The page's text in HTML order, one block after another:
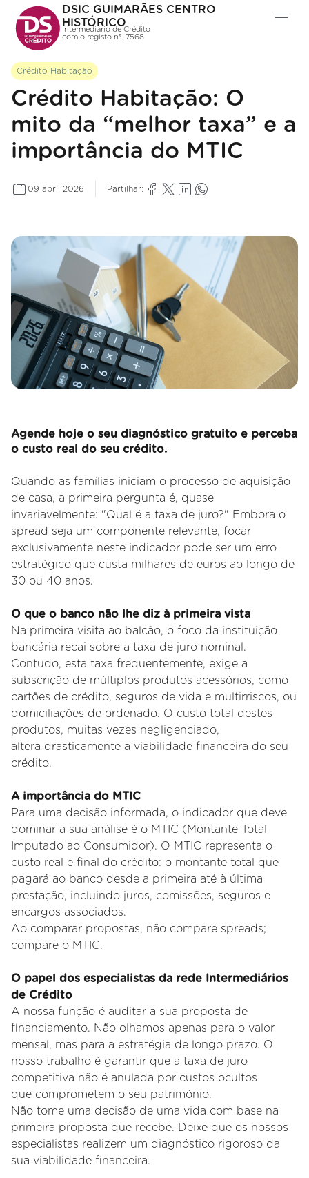
DSIC GUIMARÃES CENTRO
HISTÓRICO
Intermediário de Crédito
com o registo nº. 7568
Crédito Habitação
Crédito Habitação: O
mito da “melhor taxa” e a
importância do MTIC
09 abril 2026 Partilhar:
Agende hoje o seu diagnóstico gratuito e perceba
o custo real do seu crédito.
Quando as famílias iniciam o processo de aquisição
de casa, a primeira pergunta é, quase
invariavelmente: "Qual é a taxa de juro?" Embora o
spread seja um componente relevante, focar
exclusivamente neste indicador pode ser um erro
estratégico que custa milhares de euros ao longo de
30 ou 40 anos.
O que o banco não lhe diz à primeira vista
Na primeira visita ao balcão, o foco da instituição
bancária recai sobre a taxa de juro nominal.
Contudo, esta taxa frequentemente, exige a
subscrição de múltiplos produtos acessórios, como
cartões de crédito, seguros de vida e multirriscos, ou
domiciliações de ordenado. O custo total destes
produtos, muitas vezes negligenciado,
altera drasticamente a viabilidade financeira do seu
crédito.
A importância do MTIC
Para uma decisão informada, o indicador que deve
dominar a sua análise é o MTIC (Montante Total
Imputado ao Consumidor). O MTIC representa o
custo real e final do crédito: o montante total que
pagará ao banco desde a primeira até à última
prestação, incluindo juros, comissões, seguros e
encargos associados.
Ao comparar propostas, não compare spreads;
compare o MTIC.
O papel dos especialistas da rede Intermediários
de Crédito
A nossa função é auditar a sua proposta de
financiamento. Não olhamos apenas para o valor
mensal, mas para a estratégia de longo prazo. O
nosso trabalho é garantir que a taxa de juro
competitiva não é anulada por custos ocultos
que comprometem o seu património.
Não tome uma decisão de uma vida com base na
primeira proposta que recebe. Deixe que os nossos
especialistas realizem um diagnóstico rigoroso da
sua viabilidade financeira.